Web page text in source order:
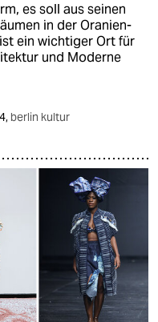
es soll aus seinen
in der Oranien­
ein wichtiger Ort für
und Moderne
berlin kultur